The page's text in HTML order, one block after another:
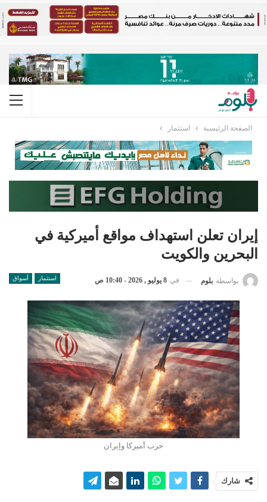
الصفحة الرئيسية استثمار
إيران تعلن استهداف مواقع أميركية في
البحرين والكويت
استثمار أسواق بواسطة بلوم في 8 يوليو , 2026 - 10:40 ص
حرب أميركا وإيران
شارك